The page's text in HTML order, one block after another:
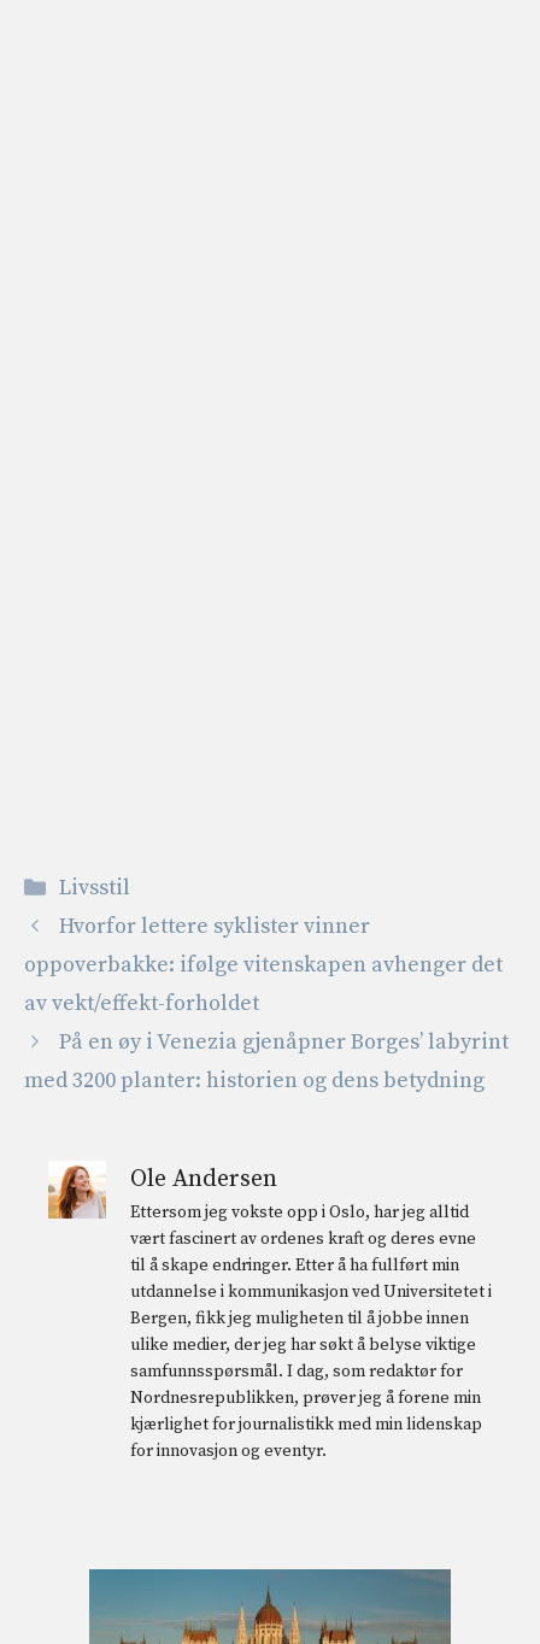
Kategorier
Livsstil
Hvorfor lettere syklister vinner
oppoverbakke: ifølge vitenskapen avhenger det
av vekt/effekt-forholdet
På en øy i Venezia gjenåpner Borges’ labyrint
med 3200 planter: historien og dens betydning
Ole Andersen
Ettersom jeg vokste opp i Oslo, har jeg alltid
vært fascinert av ordenes kraft og deres evne
til å skape endringer. Etter å ha fullført min
utdannelse i kommunikasjon ved Universitetet i
Bergen, fikk jeg muligheten til å jobbe innen
ulike medier, der jeg har søkt å belyse viktige
samfunnsspørsmål. I dag, som redaktør for
Nordnesrepublikken, prøver jeg å forene min
kjærlighet for journalistikk med min lidenskap
for innovasjon og eventyr.